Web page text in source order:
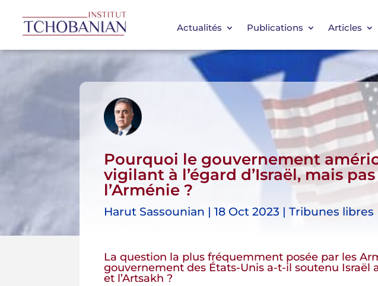
Actualités Publications Articles
Pourquoi le gouvernement
vigilant à l’égard d’Israël, mais
l’Arménie ?
Harut Sassounian | 18 Oct 2023 | Tribunes libres
La question la plus fréquemment posée par les
gouvernement des États-Unis a-t-il soutenu Israël
et l’Artsakh ?